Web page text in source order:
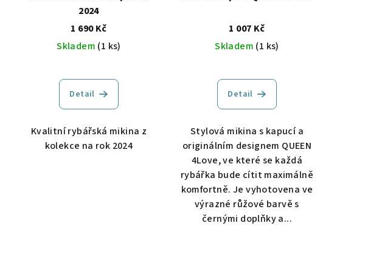
2024
1 690 Kč
Skladem (1 ks)
Detail
Kvalitní rybářská mikina z
kolekce na rok 2024
1 007 Kč
Skladem (1 ks)
Detail
Stylová mikina s kapucí a
originálním designem QUEEN
4Love, ve které se každá
rybářka bude cítit maximálně
komfortně. Je vyhotovena ve
výrazné růžové barvě s
černými doplňky a...